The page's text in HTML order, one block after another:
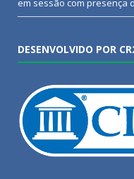
em sessão com presença
DESENVOLVIDO POR